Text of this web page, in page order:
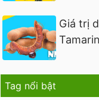
Giá trị
Tag nổi bật